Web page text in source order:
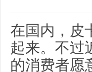
在国内，皮
起来。不过
的消费者愿